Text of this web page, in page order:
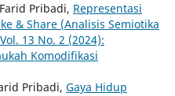
Pribadi, Representasi
& Share (Analisis Semiotika
13 No. 2 (2024):
Komodifikasi
Pribadi, Gaya Hidup